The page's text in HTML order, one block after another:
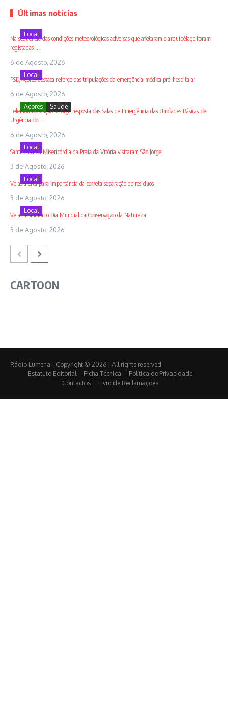
Últimas notícias
Local
Na sequência das condições meteorológicas adversas que afetaram o arquipélago foram
registadas ...
6 de Agosto, 2026
Local
PSD/Açores destaca reforço das tripulações da emergência médica pré-hospitalar
6 de Agosto, 2026
Açores Saude
Telemonitorização reforça resposta das Salas de Emergência das Unidades Básicas de
Urgência do...
6 de Agosto, 2026
Local
Santa Casa da Misericórdia da Praia da Vitória visitaram São Jorge
3 de Agosto, 2026
Local
Velas alerta para importância da correta separação de resíduos
3 de Agosto, 2026
Local
Velas assinalou o Dia Mundial da Conservação da Natureza
3 de Agosto, 2026
CARTOON
Rádio Lumena | Copyright © 2026 | All rights reserved
Estatuto Editorial
Ficha Técnica
Política de Privacidade
Contactos
Livro de Reclamações